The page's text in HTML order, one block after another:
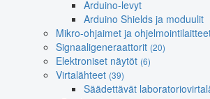
Arduino-levyt
Arduino Shields ja moduulit
Mikro-ohjaimet ja
Signaaligeneraattorit (20)
Elektroniset näytöt (6)
Virtalähteet (39)
Säädettävät